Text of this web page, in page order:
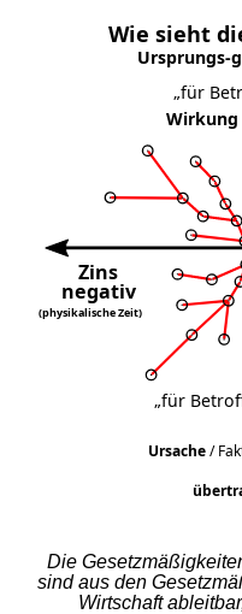
Die
sind aus den
Wirtschaft